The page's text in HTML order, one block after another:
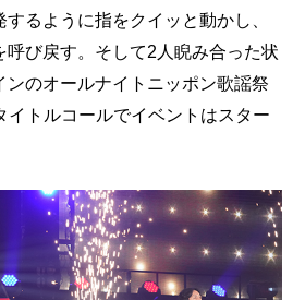
るように指をクイッと動かし、
呼び戻す。そして2人睨み合った状
のオールナイトニッポン歌謡祭
イトルコールでイベントはスター